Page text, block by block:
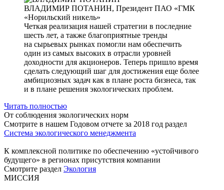
ВЛАДИМИР ПОТАНИН, Президент ПАО «ГМК
«Норильский никель»
Четкая реализация нашей стратегии в последние
шесть лет, а также благоприятные тренды
на сырьевых рынках помогли нам обеспечить
один из самых высоких в отрасли уровней
доходности для акционеров. Теперь пришло время
сделать следующий шаг для достижения еще более
амбициозных задач как в плане роста бизнеса, так
и в плане решения экологических проблем.
Читать полностью
От соблюдения экологических норм
Смотрите в нашем Годовом отчете за 2018 год раздел
Система экологического менеджмента
К комплексной политике по обеспечению «устойчивого
будущего» в регионах присутствия компании
Смотрите раздел Экология
МИССИЯ